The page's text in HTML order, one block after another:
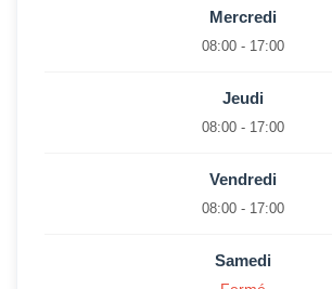
Mercredi
08:00 - 17:00
Jeudi
08:00 - 17:00
Vendredi
08:00 - 17:00
Samedi